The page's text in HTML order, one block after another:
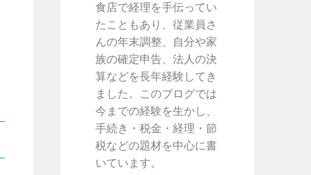
食店で経理を手伝ってい
たこともあり、従業員さ
んの年末調整、自分や家
族の確定申告、法人の決
算などを長年経験してき
ました。このブログでは
今までの経験を生かし、
手続き・税金・経理・節
税などの題材を中心に書
いています。